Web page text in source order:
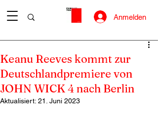
Anmelden
Keanu Reeves kommt zur
Deutschlandpremiere von
JOHN WICK 4 nach Berlin
Aktualisiert: 21. Juni 2023